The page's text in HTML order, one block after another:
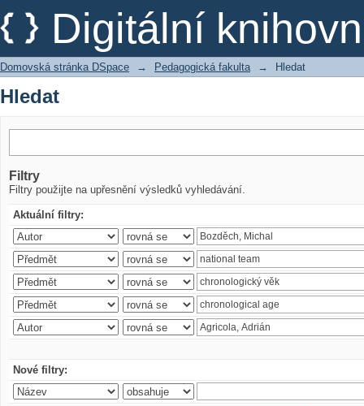
Digitální
Hledat
Domovská stránka DSpace → Pedagogická fakulta → Hledat
Hledat
Filtry
Filtry použijte na upřesnění výsledků vyhledávání.
Aktuální filtry:
Nové filtry: